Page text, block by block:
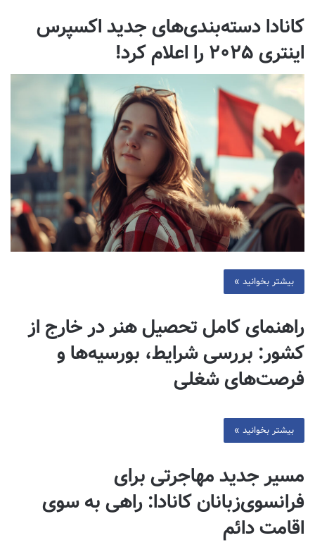
کانادا دسته‌بندی‌های جدید اکسپرس
اینتری ۲۰۲۵ را اعلام کرد!
بیشتر بخوانید »
راهنمای کامل تحصیل هنر در خارج از
کشور: بررسی شرایط، بورسیه‌ها و
فرصت‌های شغلی
بیشتر بخوانید »
مسیر جدید مهاجرتی برای
فرانسوی‌زبانان کانادا: راهی به سوی
اقامت دائم